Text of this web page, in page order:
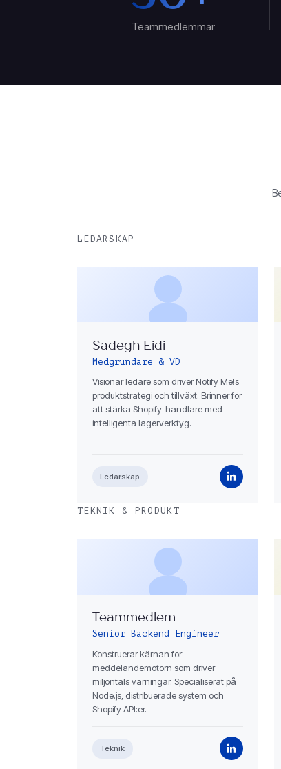
Teammedlemmar
LEDARSKAP
Sadegh Eidi
Medgrundare & VD
Visionär ledare som driver Notify Me!s
produktstrategi och tillväxt. Brinner för
att stärka Shopify-handlare med
intelligenta lagerverktyg.
Ledarskap
TEKNIK & PRODUKT
Teammedlem
Senior Backend Engineer
Konstruerar kärnan för
meddelandemotorn som driver
miljontals varningar. Specialiserat på
Node.js, distribuerade system och
Shopify API:er.
Teknik